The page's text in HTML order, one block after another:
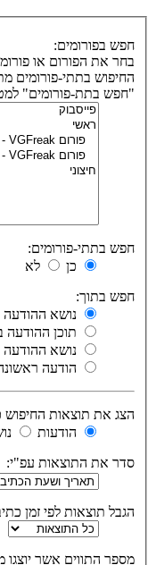
חפש בפורומים:
בחר את הפורום או
החיפוש בתתי-פורומים
"חפש בתת-פורומים"
חפש בתתי-פורומים:
כן
לא
חפש בתוך:
נושא ההודעה
תוכן ההודעה
נושא ההודעה
הודעה
הצג את תוצאות החיפוש
הודעות
סדר את התוצאות עפ"י:
הגבל תוצאות לפי זמן
מספר התווים אשר